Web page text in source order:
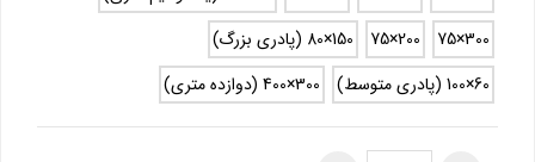
300×75
200×75
150×80 (پادری بزرگ)
60×100 (پادری متوسط)
300×400 (دوازده متری)